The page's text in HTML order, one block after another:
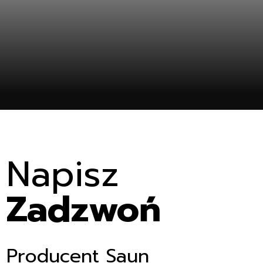
Napisz
Zadzwoń
Producent Saun